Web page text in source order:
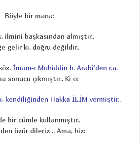
Böyle bir mana:
ilmini başkasından almıştır..
gelir ki, doğru değildir..
İmam-ı Muhiddin b. Arabî’den r.a.
sonucu çıkmıştır.. Ki o:
kendiliğinden Hakka İLİM vermiştir..
bir cümle kullanmıştır..
özür dileriz .. Ama, biz: